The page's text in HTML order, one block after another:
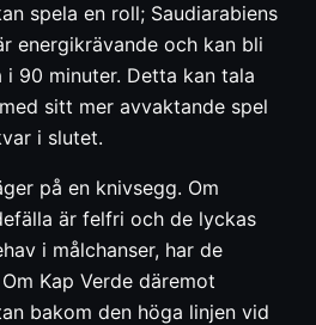
spela en roll; Saudiarabiens
energikrävande och kan bli
90 minuter. Detta kan tala
sitt mer avvaktande spel
i slutet.
på en knivsegg. Om
är felfri och de lyckas
i målchanser, har de
Kap Verde däremot
bakom den höga linjen vid